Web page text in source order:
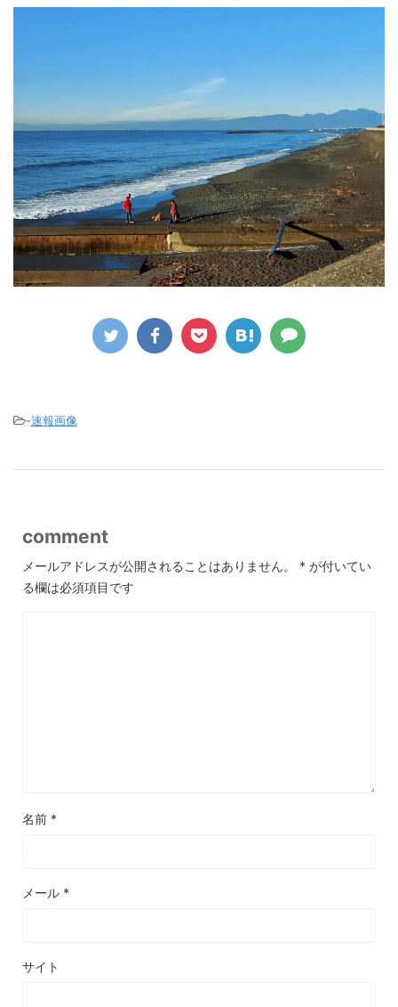
-速報画像
comment
メールアドレスが公開されることはありません。 * が付いてい
る欄は必須項目です
名前 *
メール *
サイト